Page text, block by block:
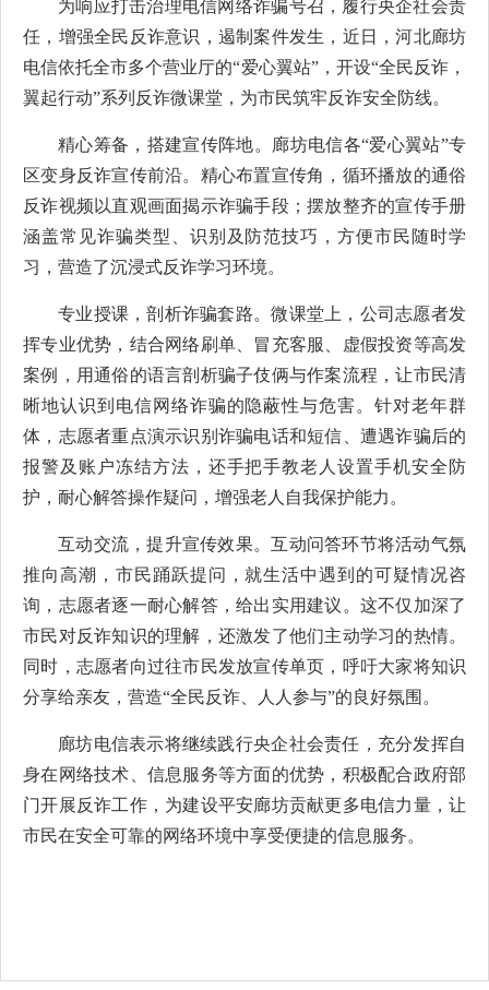
为响应打击治理电信网络诈骗号召，履行央企社会责
任，增强全民反诈意识，遏制案件发生，近日，河北廊坊
电信依托全市多个营业厅的“爱心翼站”，开设“全民反诈，
翼起行动”系列反诈微课堂，为市民筑牢反诈安全防线。
精心筹备，搭建宣传阵地。廊坊电信各“爱心翼站”专
区变身反诈宣传前沿。精心布置宣传角，循环播放的通俗
反诈视频以直观画面揭示诈骗手段；摆放整齐的宣传手册
涵盖常见诈骗类型、识别及防范技巧，方便市民随时学
习，营造了沉浸式反诈学习环境。
专业授课，剖析诈骗套路。微课堂上，公司志愿者发
挥专业优势，结合网络刷单、冒充客服、虚假投资等高发
案例，用通俗的语言剖析骗子伎俩与作案流程，让市民清
晰地认识到电信网络诈骗的隐蔽性与危害。针对老年群
体，志愿者重点演示识别诈骗电话和短信、遭遇诈骗后的
报警及账户冻结方法，还手把手教老人设置手机安全防
护，耐心解答操作疑问，增强老人自我保护能力。
互动交流，提升宣传效果。互动问答环节将活动气氛
推向高潮，市民踊跃提问，就生活中遇到的可疑情况咨
询，志愿者逐一耐心解答，给出实用建议。这不仅加深了
市民对反诈知识的理解，还激发了他们主动学习的热情。
同时，志愿者向过往市民发放宣传单页，呼吁大家将知识
分享给亲友，营造“全民反诈、人人参与”的良好氛围。
廊坊电信表示将继续践行央企社会责任，充分发挥自
身在网络技术、信息服务等方面的优势，积极配合政府部
门开展反诈工作，为建设平安廊坊贡献更多电信力量，让
市民在安全可靠的网络环境中享受便捷的信息服务。